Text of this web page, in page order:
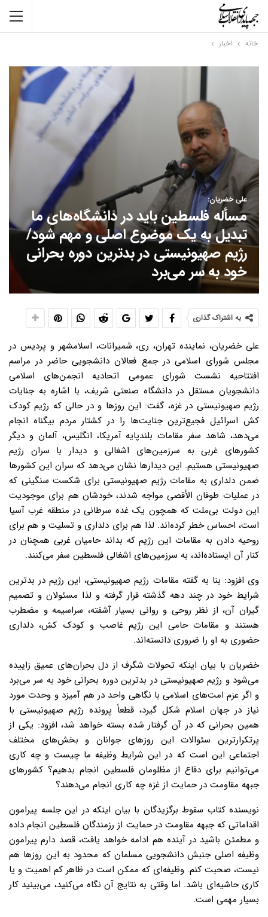
خانه اخبار
علی خضریان:
مسأله فلسطین باید در دانشگاه‌های ما
تبدیل به یک موضوع اصلی و مهم شود/
رژیم صهیونیستی در بدترین دوره بحرانی
خود به سر می‌برد
به اشتراک گذاری
علی خضریان، نماینده تهران، ری، شمیرانات، اسلامشهر و پردیس در
مجلس شورای اسلامی در جمع فعالان دانشجویی حاضر در مراسم
افتتاحیه نشست شورای عمومی اتحادیه انجمن‌های اسلامی
دانشجویان مستقل در دانشگاه صنعتی شریف، با اشاره به جنایات
رژیم صهیونیستی در غزه، گفت: این روزها و در حالی که رژیم کودک
کش اسرائیل فجیع‌ترین جنایت‌ها را در کشتار مردم بیگناه انجام
می‌دهد، شاهد سفر مقامات بلندپایه آمریکا، انگلیس، آلمان و دیگر
کشورهای غربی به سرزمین‌های اشغالی و دیدار با سران رژیم
صهیونیستی هستیم. این دیدارها نشان می‌دهد که سران این کشورها
ضمن دلداری به مقامات رژیم صهیونیستی برای شکست سنگینی که
در عملیات طوفان الأقصی مواجه شدند، خودشان هم برای موجودیت
این دولت بی‌ملت که همچون یک غده سرطانی در منطقه غرب آسیا
است، احساس خطر کرده‌اند. لذا هم برای دلداری و تسلیت و هم برای
روحیه دادن به مقامات این رژیم که بداند حامیان غربی همچنان در
کنار آن ایستاده‌اند، به سرزمین‌های اشغالی فلسطین سفر می‌کنند.
وی افزود: بنا به گفته مقامات رژیم صهیونیستی، این رژیم در بدترین
شرایط خود در چند دهه گذشته قرار گرفته و لذا مسئولان و تصمیم
گیران آن، از نظر روحی و روانی بسیار آشفته، سراسیمه و مضطرب
هستند و مقامات حامی این رژیم غاصب و کودک کش، دلداری
حضوری به او را ضروری دانسته‌اند.
خضریان با بیان اینکه تحولات شگرف از دل بحران‌های عمیق زاییده
می‌شود و رژیم صهیونیستی در بدترین دوره بحرانی خود به سر می‌برد
و اگر عزم امت‌های اسلامی با نگاهی واحد در هم آمیزد و وحدت مورد
نیاز در جهان اسلام شکل گیرد، قطعاً پرونده رژیم صهیونیستی با
همین بحرانی که در آن گرفتار شده بسته خواهد شد، افزود: یکی از
پرتکرارترین سئوالات این روزهای جوانان و بخش‌های مختلف
اجتماعی این است که در این شرایط وظیفه ما چیست و چه کاری
می‌توانیم برای دفاع از مظلومان فلسطین انجام بدهیم؟ کشورهای
جبهه مقاومت در حمایت از غزه چه کاری انجام می‌دهند؟
نویسنده کتاب سقوط برگزیدگان با بیان اینکه در این جلسه پیرامون
اقداماتی که جبهه مقاومت در حمایت از رزمندگان فلسطین انجام داده
و مطمئن باشید در آینده هم ادامه خواهد یافت، قصد دارم پیرامون
وظیفه اصلی جنبش دانشجویی مسلمان که محدود به این روزها هم
نیست، صحبت کنم. وظیفه‌ای که ممکن است در ظاهر کم اهمیت و یا
کاری حاشیه‌ای باشد. اما وقتی به نتایج آن نگاه می‌کنید، می‌بینید کار
بسیار مهمی است.